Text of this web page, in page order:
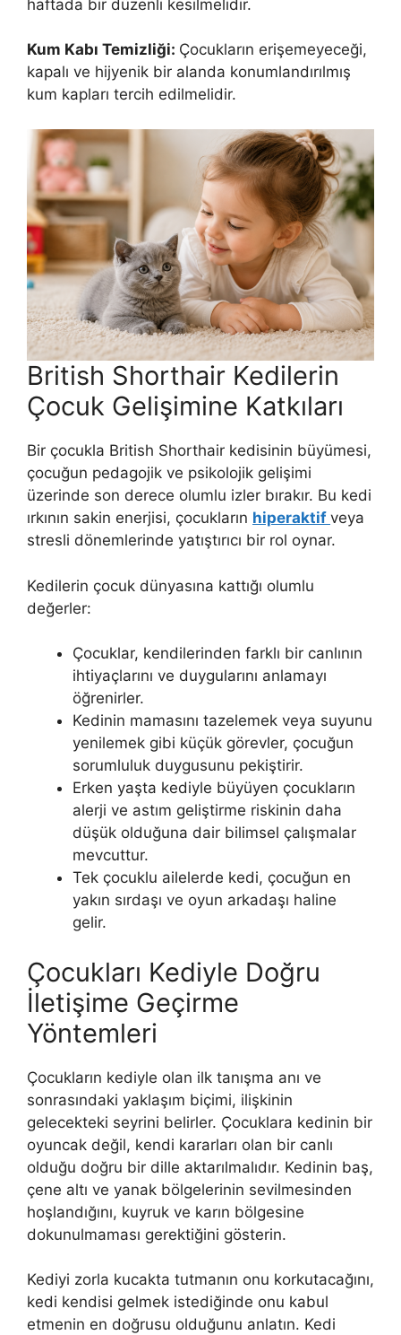
haftada bir düzenli kesilmelidir.
Kum Kabı Temizliği: Çocukların erişemeyeceği,
kapalı ve hijyenik bir alanda konumlandırılmış
kum kapları tercih edilmelidir.
British Shorthair Kedilerin
Çocuk Gelişimine Katkıları
Bir çocukla British Shorthair kedisinin büyümesi,
çocuğun pedagojik ve psikolojik gelişimi
üzerinde son derece olumlu izler bırakır. Bu kedi
ırkının sakin enerjisi, çocukların hiperaktif veya
stresli dönemlerinde yatıştırıcı bir rol oynar.
Kedilerin çocuk dünyasına kattığı olumlu
değerler:
Çocuklar, kendilerinden farklı bir canlının
ihtiyaçlarını ve duygularını anlamayı
öğrenirler.
Kedinin mamasını tazelemek veya suyunu
yenilemek gibi küçük görevler, çocuğun
sorumluluk duygusunu pekiştirir.
Erken yaşta kediyle büyüyen çocukların
alerji ve astım geliştirme riskinin daha
düşük olduğuna dair bilimsel çalışmalar
mevcuttur.
Tek çocuklu ailelerde kedi, çocuğun en
yakın sırdaşı ve oyun arkadaşı haline
gelir.
Çocukları Kediyle Doğru
İletişime Geçirme
Yöntemleri
Çocukların kediyle olan ilk tanışma anı ve
sonrasındaki yaklaşım biçimi, ilişkinin
gelecekteki seyrini belirler. Çocuklara kedinin bir
oyuncak değil, kendi kararları olan bir canlı
olduğu doğru bir dille aktarılmalıdır. Kedinin baş,
çene altı ve yanak bölgelerinin sevilmesinden
hoşlandığını, kuyruk ve karın bölgesine
dokunulmaması gerektiğini gösterin.
Kediyi zorla kucakta tutmanın onu korkutacağını,
kedi kendisi gelmek istediğinde onu kabul
etmenin en doğrusu olduğunu anlatın. Kedi